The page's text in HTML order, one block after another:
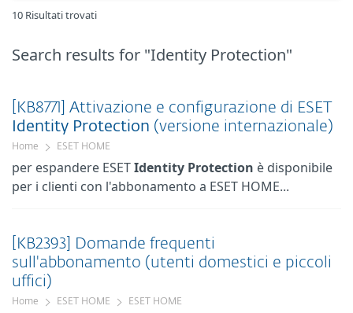
10 Risultati trovati
Search results for "Identity Protection"
[KB8771] Attivazione e configurazione di ESET
Identity Protection (versione internazionale)
Home ESET HOME
per espandere ESETIdentity Protection è disponibile
per i clienti con l'abbonamento a ESET HOME...
[KB2393] Domande frequenti
sull'abbonamento (utenti domestici e piccoli
uffici)
Home ESET HOME ESET HOME